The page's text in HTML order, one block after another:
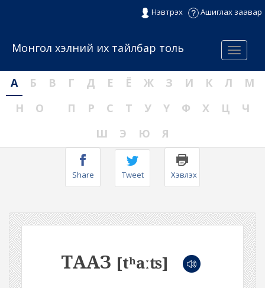
Нэвтрэх Ашиглах заавар
Menu
Монгол хэлний их тайлбар толь
А Б В Г Д Е Ё Ж З И К Л
М
Н
О П Р С Т У Ү Ф Х Ц
Ч
Ш
Э Ю Я
Share Tweet Хэвлэх
ТААЗ [tʰaːʦ]